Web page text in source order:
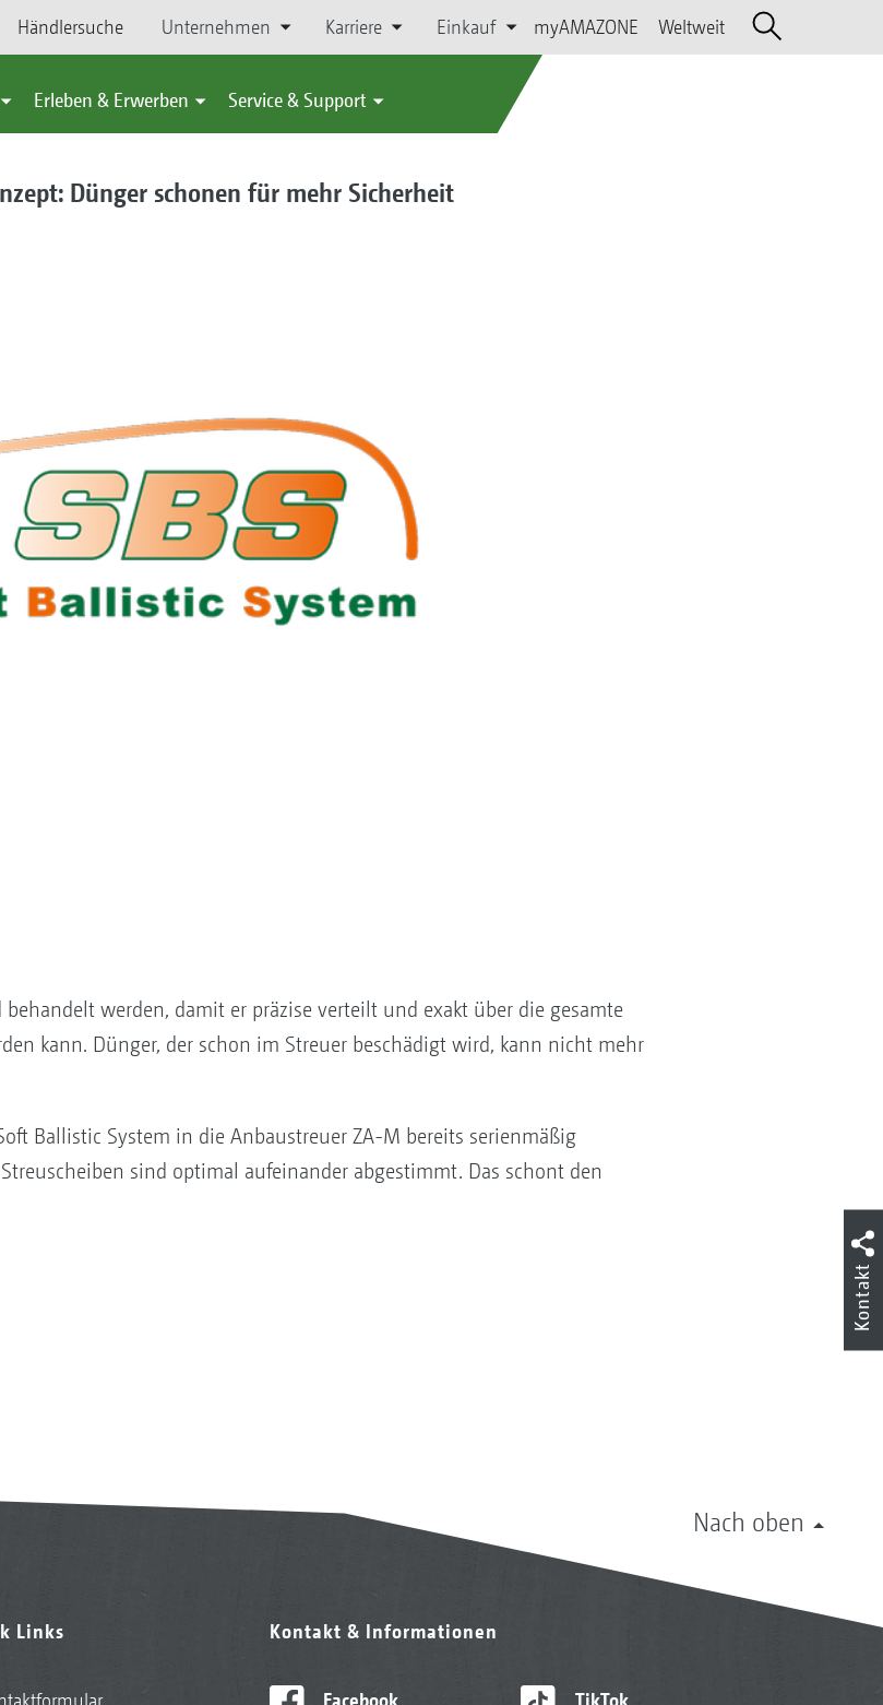
Händlersuche Unternehmen Karriere Einkauf myAMAZONE Weltweit
Erleben & Erwerben Service & Support
Dünger schonen für mehr Sicherheit
werden, damit er präzise verteilt und exakt über die gesamte
kann. Dünger, der schon im Streuer beschädigt wird, kann nicht mehr
Ballistic System in die Anbaustreuer ZA-M bereits serienmäßig
sind optimal aufeinander abgestimmt. Das schont den
Nach oben
Links Kontakt & Informationen
Facebook TikTok
Kontakt